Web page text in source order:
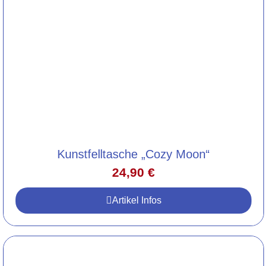
Kunstfelltasche „Cozy Moon“
24,90 €
Artikel Infos